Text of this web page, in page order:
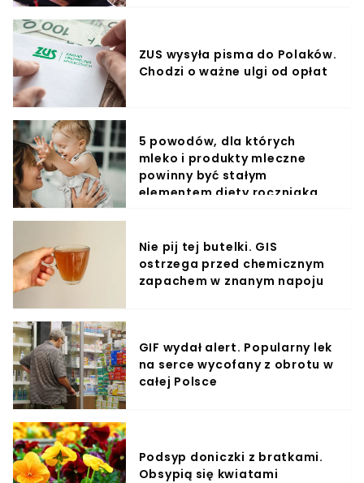
ZUS wysyła pisma do Polaków.
Chodzi o ważne ulgi od opłat
5 powodów, dla których
mleko i produkty mleczne
powinny być stałym
elementem diety roczniaka
Nie pij tej butelki. GIS
ostrzega przed chemicznym
zapachem w znanym napoju
GIF wydał alert. Popularny lek
na serce wycofany z obrotu w
całej Polsce
Podsyp doniczki z bratkami.
Obsypią się kwiatami